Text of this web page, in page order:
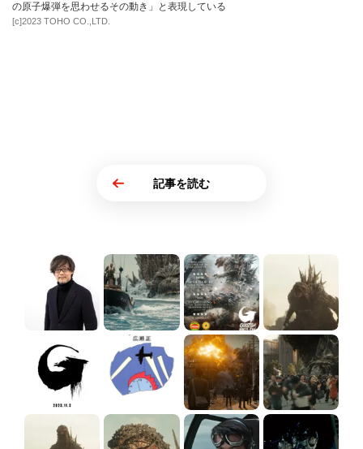
の原子爆弾を思わせるその動き」と表現している
[c]2023 TOHO CO.,LTD.
記事を読む